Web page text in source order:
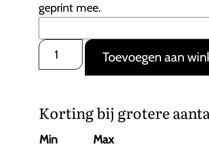
geprint mee.
Kerstpakket
Groot
Toevoegen aan
Korting bij grotere
Min Max